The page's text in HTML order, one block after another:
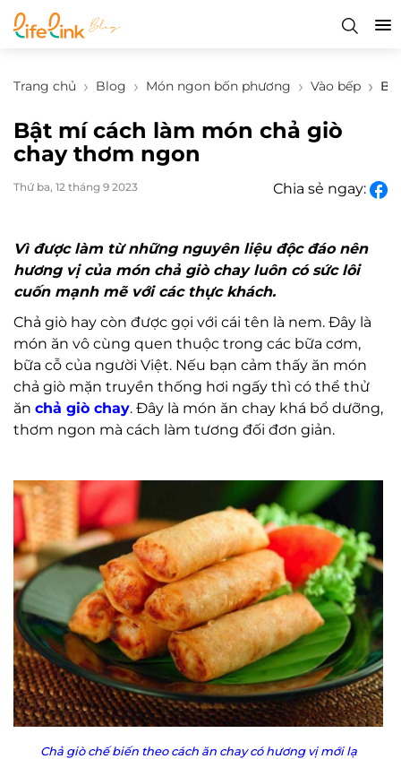
Trang chủ Blog Món ngon bốn phương Vào bếp
Bật mí cách làm món chả giò
chay thơm ngon
Thứ ba, 12 tháng 9 2023 Chia sẻ ngay:
Vì được làm từ những nguyên liệu độc đáo nên
hương vị của món chả giò chay luôn có sức lôi
cuốn mạnh mẽ với các thực khách.
Chả giò hay còn được gọi với cái tên là nem. Đây là
món ăn vô cùng quen thuộc trong các bữa cơm,
bữa cỗ của người Việt. Nếu bạn cảm thấy ăn món
chả giò mặn truyền thống hơi ngấy thì có thể thử
ăn chả giò chay. Đây là món ăn chay khá bổ dưỡng,
thơm ngon mà cách làm tương đối đơn giản.
Chả giò chế biến theo cách ăn chay có hương vị mới lạ